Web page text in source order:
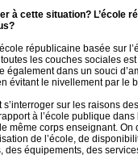
à cette situation? L’école
républicaine basée sur
les couches sociales
également dans un souci
évitant le nivellement par le
s’interroger sur les raisons
à l’école publique
même corps enseignant. On
de l’école, de
des équipements, des